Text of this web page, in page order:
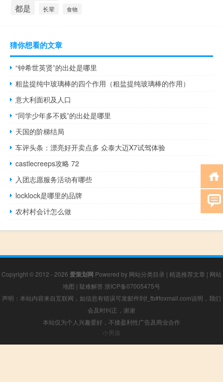
都是 长辈 食物
猜你想看的文章
“钟希世英贤”的出处是哪里
粗盐提纯中玻璃棒的四个作用（粗盐提纯玻璃棒的作用）
意大利面积及人口
“同学少年多不贱”的出处是哪里
天国的阶梯结局
车评头条：漂亮好开卖点多 众泰大迈X7试驾体验
castlecreeps攻略 72
入团志愿服务活动有哪些
locklock是哪里的品牌
农村村会计怎么做
Copyright © 2012 - 2026 爱策划网 Powered by 网站分类目录 | 精选推荐文章 | 网站
地图 | 疑难解答 浙ICP备07005475号
声明：本站内容来自互联网，如信息有错误可发邮件到f_fb#foxmail.com说明，我们
会及时纠正，谢谢
本站仅为个人兴趣爱好，不接盈利性广告及商业合作
小男孩